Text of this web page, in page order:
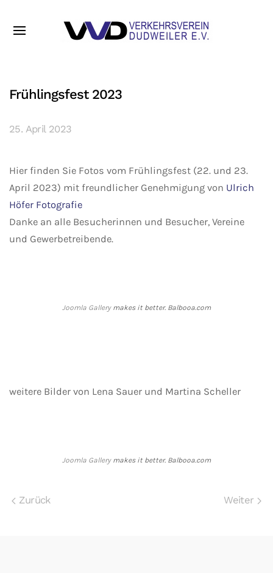
Frühlingsfest 2023
25. April 2023
Hier finden Sie Fotos vom Frühlingsfest (22. und 23.
April 2023) mit freundlicher Genehmigung von Ulrich
Höfer Fotografie
Danke an alle Besucherinnen und Besucher, Vereine
und Gewerbetreibende.
Joomla Gallerymakes it better. Balbooa.com
weitere Bilder von Lena Sauer und Martina Scheller
Joomla Gallerymakes it better. Balbooa.com
Zurück Weiter